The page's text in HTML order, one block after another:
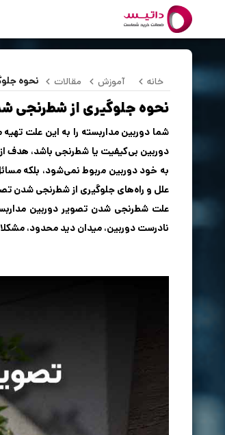
خانه آموزش مقالات نحوه
نحوه جلوگیری از شطرنجی
شما دوربین مداربسته را به این علت
دوربین بی‌کیفیت یا شطرنجی باشد،
به خود دوربین مربوط نمی‌شود، بلکه
علل و راه‌های جلوگیری از شطرنجی شدن
نادرست دوربین، میدان دید محدود،